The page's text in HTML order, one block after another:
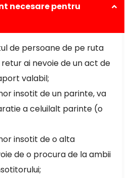
necesare pentru
de persoane de pe ruta
retur ai nevoie de un act de
valabil;
insotit de un parinte, va
a celuilalt parinte (o
insotit de o alta
de o procura de la ambii